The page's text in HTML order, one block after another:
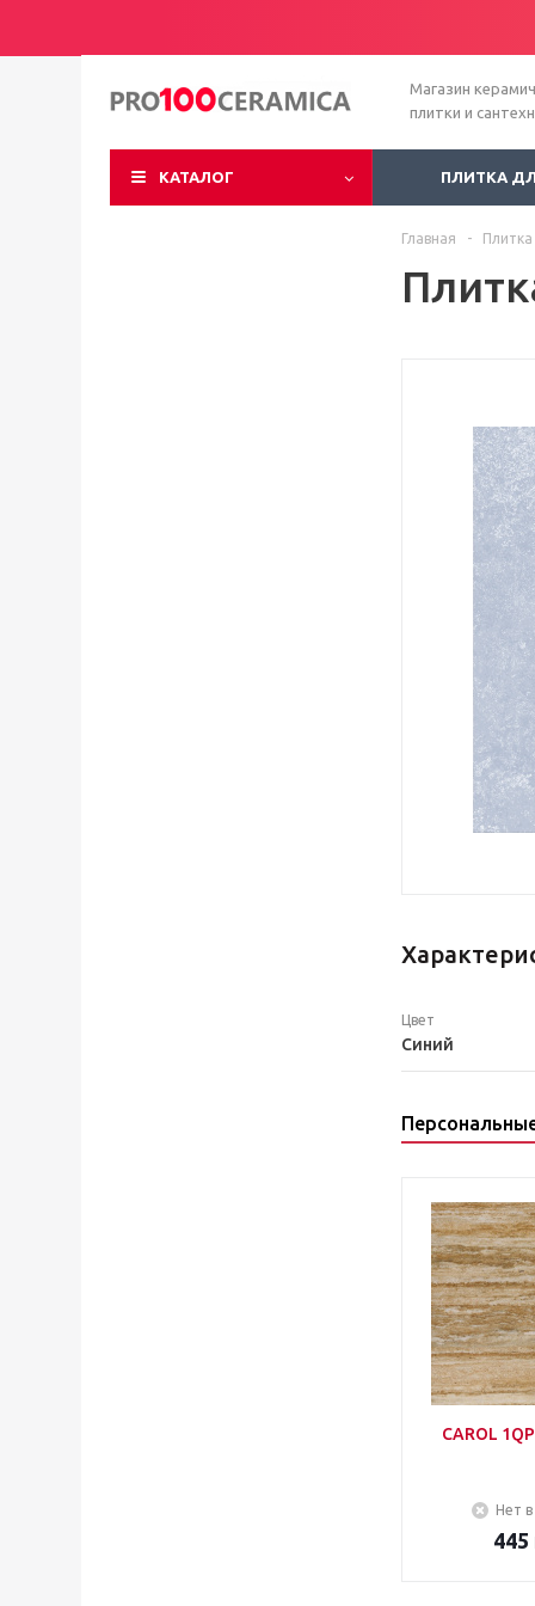
Магазин
плитки и
КАТАЛОГ ПЛИТКА
Главная - Плитка
Цвет
Синий
CAROL
Нет
445